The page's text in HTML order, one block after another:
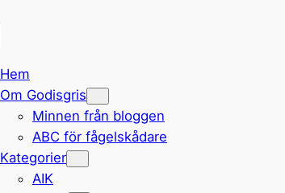
Hem
Om Godisgris
Minnen från bloggen
ABC för fågelskådare
Kategorier
AIK